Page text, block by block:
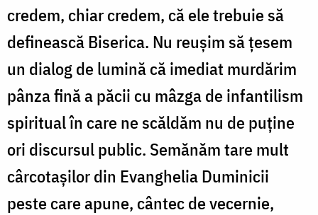
credem, chiar credem, că ele trebuie să
definească Biserica. Nu reușim să țesem
un dialog de lumină că imediat murdărim
pânza fină a păcii cu mâzga de infantilism
spiritual în care ne scăldăm nu de puține
ori discursul public. Semănăm tare mult
cârcotașilor din Evanghelia Duminicii
peste care apune, cântec de vecernie,